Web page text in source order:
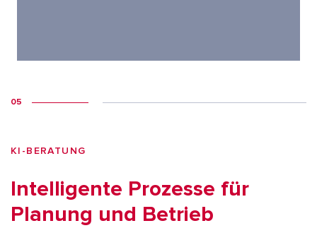
05
KI-BERATUNG
Intelligente Prozesse für
Planung und Betrieb